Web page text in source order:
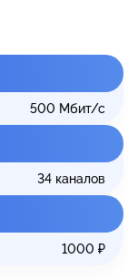
500 Мбит/с
34 каналов
1000 ₽